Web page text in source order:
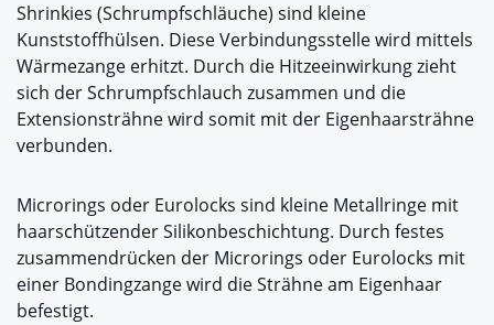
Shrinkies (Schrumpfschläuche) sind kleine
Kunststoffhülsen. Diese Verbindungsstelle wird mittels
Wärmezange erhitzt. Durch die Hitzeeinwirkung zieht
sich der Schrumpfschlauch zusammen und die
Extensionsträhne wird somit mit der Eigenhaarsträhne
verbunden.
Microrings oder Eurolocks sind kleine Metallringe mit
haarschützender Silikonbeschichtung. Durch festes
zusammendrücken der Microrings oder Eurolocks mit
einer Bondingzange wird die Strähne am Eigenhaar
befestigt.